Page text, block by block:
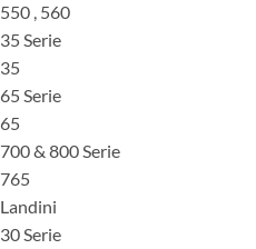
550 , 560
35 Serie
35
65 Serie
65
700 & 800 Serie
765
Landini
30 Serie